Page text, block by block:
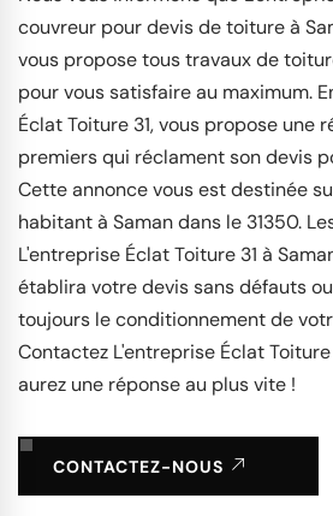
couvreur pour devis de toiture à
vous propose tous travaux de
pour vous satisfaire au maximum.
Éclat Toiture 31, vous propose une
premiers qui réclament son devis
Cette annonce vous est destinée
habitant à Saman dans le 31350.
L'entreprise Éclat Toiture 31 à
établira votre devis sans défauts
toujours le conditionnement de
Contactez L'entreprise Éclat
aurez une réponse au plus vite !
CONTACTEZ-NOUS